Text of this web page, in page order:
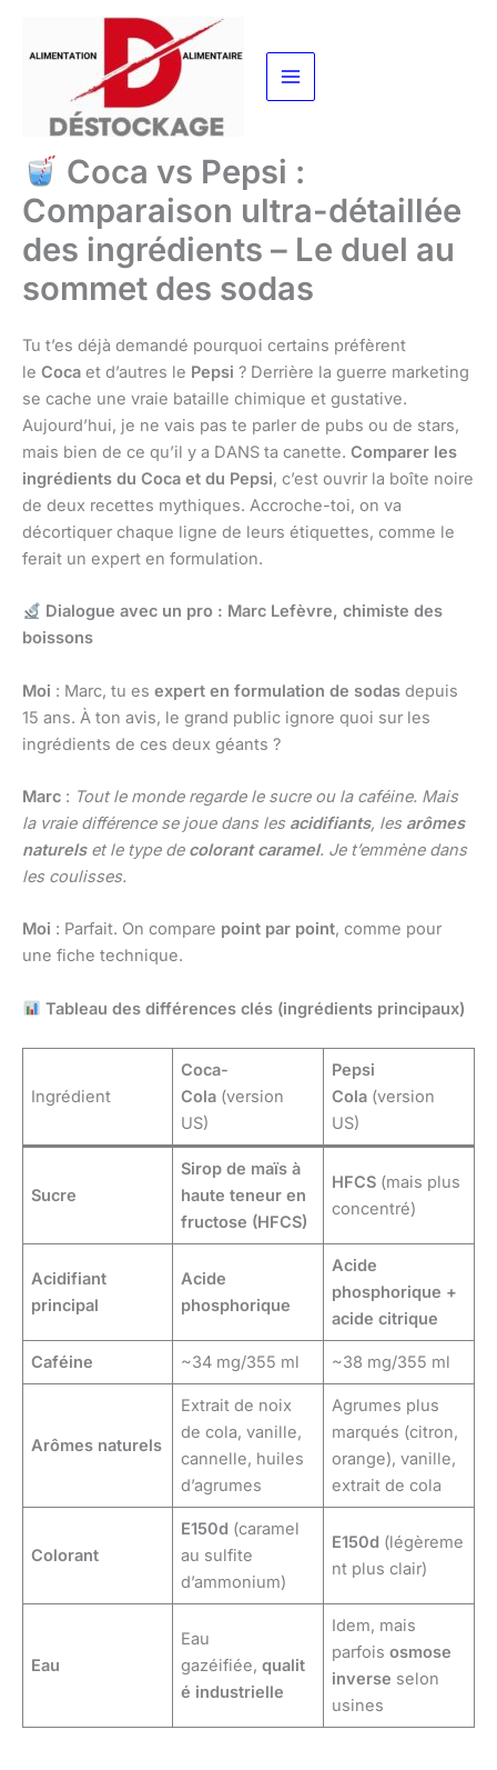
contenu
Coca vs Pepsi :
Comparaison ultra-détaillée
des ingrédients – Le duel au
sommet des sodas
Tu t’es déjà demandé pourquoi certains préfèrent
le Coca et d’autres le Pepsi ? Derrière la guerre marketing
se cache une vraie bataille chimique et gustative.
Aujourd’hui, je ne vais pas te parler de pubs ou de stars,
mais bien de ce qu’il y a DANS ta canette. Comparer les
ingrédients du Coca et du Pepsi, c’est ouvrir la boîte noire
de deux recettes mythiques. Accroche-toi, on va
décortiquer chaque ligne de leurs étiquettes, comme le
ferait un expert en formulation.
Dialogue avec un pro : Marc Lefèvre, chimiste des
boissons
Moi : Marc, tu es expert en formulation de sodas depuis
15 ans. À ton avis, le grand public ignore quoi sur les
ingrédients de ces deux géants ?
Marc : Tout le monde regarde le sucre ou la caféine. Mais
la vraie différence se joue dans les acidifiants, les arômes
naturelset le type de colorant caramel. Je t’emmène dans
les coulisses.
Moi : Parfait. On compare point par point, comme pour
une fiche technique.
Tableau des différences clés (ingrédients principaux)
Ingrédient
Coca-
Cola (version
US)
Pepsi
Cola (version
US)
Sucre
Sirop de maïs à
haute teneur en
fructose (HFCS)
HFCS (mais plus
concentré)
Acidifiant
principal
Acide
phosphorique
Acide
phosphorique +
acide citrique
Caféine ~34 mg/355 ml ~38 mg/355 ml
Arômes naturels
Extrait de noix
de cola, vanille,
cannelle, huiles
d’agrumes
Agrumes plus
marqués (citron,
orange), vanille,
extrait de cola
Colorant
E150d (caramel
au sulfite
d’ammonium)
E150d (légèreme
nt plus clair)
Eau
Eau
gazéifiée,qualit
é industrielle
Idem, mais
parfoisosmose
inverse selon
usines